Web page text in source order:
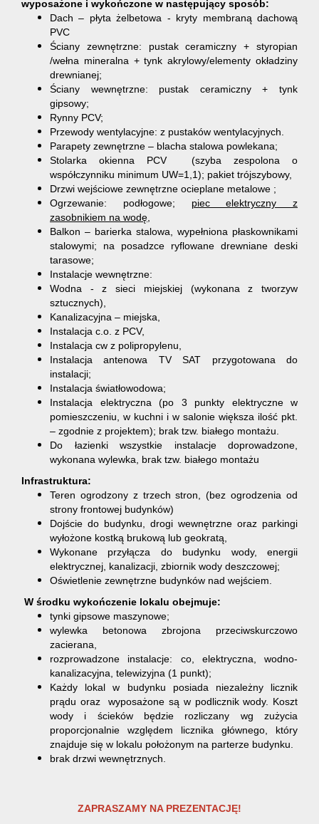
wyposażone i wykończone w następujący sposób:
Dach – płyta żelbetowa - kryty membraną dachową
PVC
Ściany zewnętrzne: pustak ceramiczny + styropian
/wełna mineralna + tynk akrylowy/elementy okładziny
drewnianej;
Ściany wewnętrzne: pustak ceramiczny + tynk
gipsowy;
Rynny PCV;
Przewody wentylacyjne: z pustaków wentylacyjnych.
Parapety zewnętrzne – blacha stalowa powlekana;
Stolarka okienna PCV (szyba zespolona o
współczynniku minimum UW=1,1); pakiet trójszybowy,
Drzwi wejściowe zewnętrzne ocieplane metalowe ;
Ogrzewanie: podłogowe; piec elektryczny z
zasobnikiem na wodę,
Balkon – barierka stalowa, wypełniona płaskownikami
stalowymi; na posadzce ryflowane drewniane deski
tarasowe;
Instalacje wewnętrzne:
Wodna - z sieci miejskiej (wykonana z tworzyw
sztucznych),
Kanalizacyjna – miejska,
Instalacja c.o. z PCV,
Instalacja cw z polipropylenu,
Instalacja antenowa TV SAT przygotowana do
instalacji;
Instalacja światłowodowa;
Instalacja elektryczna (po 3 punkty elektryczne w
pomieszczeniu, w kuchni i w salonie większa ilość pkt.
– zgodnie z projektem); brak tzw. białego montażu.
Do łazienki wszystkie instalacje doprowadzone,
wykonana wylewka, brak tzw. białego montażu
Infrastruktura:
Teren ogrodzony z trzech stron, (bez ogrodzenia od
strony frontowej budynków)
Dojście do budynku, drogi wewnętrzne oraz parkingi
wyłożone kostką brukową lub geokratą,
Wykonane przyłącza do budynku wody, energii
elektrycznej, kanalizacji, zbiornik wody deszczowej;
Oświetlenie zewnętrzne budynków nad wejściem.
W środku wykończenie lokalu obejmuje:
tynki gipsowe maszynowe;
wylewka betonowa zbrojona przeciwskurczowo
zacierana,
rozprowadzone instalacje: co, elektryczna, wodno-
kanalizacyjna, telewizyjna (1 punkt);
Każdy lokal w budynku posiada niezależny licznik
prądu oraz wyposażone są w podlicznik wody. Koszt
wody i ścieków będzie rozliczany wg zużycia
proporcjonalnie względem licznika głównego, który
znajduje się w lokalu położonym na parterze budynku.
brak drzwi wewnętrznych.
ZAPRASZAMY NA PREZENTACJĘ!